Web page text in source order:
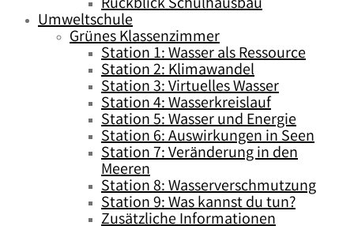
Umweltschule
Grünes Klassenzimmer
Station 1: Wasser als Ressource
Station 2: Klimawandel
Station 3: Virtuelles Wasser
Station 4: Wasserkreislauf
Station 5: Wasser und Energie
Station 6: Auswirkungen in Seen
Station 7: Veränderung in den
Meeren
Station 8: Wasserverschmutzung
Station 9: Was kannst du tun?
Zusätzliche Informationen